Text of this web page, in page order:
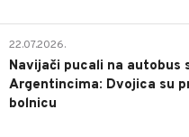
22.07.2026.
Navijači pucali na autobus
Argentincima: Dvojica su
bolnicu